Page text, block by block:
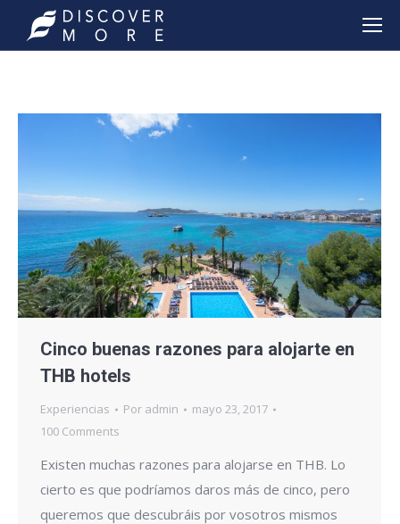
Cinco buenas razones para alojarte en
THB hotels
Experiencias Por admin
mayo 23, 2017
100 Comments
Existen muchas razones para alojarse en THB. Lo
cierto es que podríamos daros más de cinco, pero
queremos que descubráis por vosotros mismos